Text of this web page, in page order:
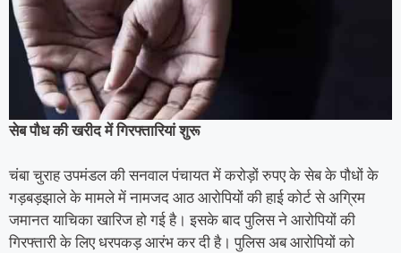
सेब पौध की खरीद में गिरफ्तारियां शुरू
चंबा चुराह उपमंडल की सनवाल पंचायत में करोड़ों रुपए के सेब के पौधों के
गड़बड़झाले के मामले में नामजद आठ आरोपियों की हाई कोर्ट से अग्रिम
जमानत याचिका खारिज हो गई है। इसके बाद पुलिस ने आरोपियों की
गिरफ्तारी के लिए धरपकड़ आरंभ कर दी है। पुलिस अब आरोपियों को